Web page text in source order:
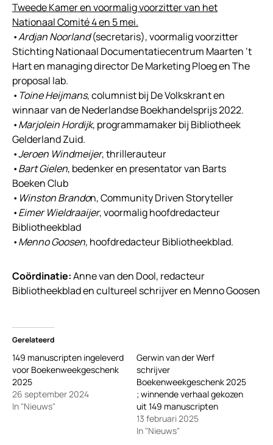
Tweede Kamer en voormalig voorzitter van het
Nationaal Comité 4 en 5 mei.
•Ardjan Noorland(secretaris), voormalig voorzitter
Stichting Nationaal Documentatiecentrum Maarten ‘t
Hart en managing director De Marketing Ploeg en The
proposal lab.
• Toine Heijmans, columnist bij De Volkskrant en
winnaar van de Nederlandse Boekhandelsprijs 2022.
•Marjolein Hordijk, programmamaker bij Bibliotheek
Gelderland Zuid.
•Jeroen Windmeijer, thrillerauteur
•Bart Gielen, bedenker en presentator van Barts
Boeken Club
• Winston Brandon, Community Driven Storyteller
•Eimer Wieldraaijer, voormalig hoofdredacteur
Bibliotheekblad
•Menno Goosen, hoofdredacteur Bibliotheekblad.
Coördinatie:Anne van den Dool, redacteur
Bibliotheekblad en cultureel schrijver en Menno Goosen
Gerelateerd
149 manuscripten ingeleverd
voor Boekenweekgeschenk
2025
26 september 2024
In "Nieuws"
Gerwin van der Werf
schrijver
Boekenweekgeschenk 2025
; winnende verhaal gekozen
uit 149 manuscripten
13 februari 2025
In "Nieuws"